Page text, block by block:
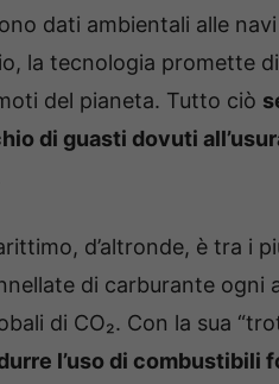
dati ambientali alle
la tecnologia promette
del pianeta. Tutto ciò
di guasti dovuti
d’altronde, è tra i
di carburante
di CO₂. Con la sua
l’uso di combustibili